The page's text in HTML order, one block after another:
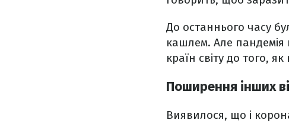
До останнього часу
кашлем. Але пандемія
країн світу до того,
Поширення інших
Виявилося, що і